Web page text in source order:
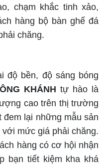
chạm khắc tinh xảo,
hàng bộ bàn ghế đá
chăng.
độ bền, độ sáng bóng
KHÁNH tự hào là
cao trên thị trường
đem lại những mẫu sản
mức giá phải chăng.
hàng có cơ hội nhận
bạn tiết kiệm kha khá